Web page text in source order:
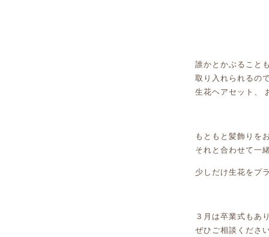
誰かとかぶること
取り入れられるの
生花ヘアセット、
もともと髪飾りを
それと合わせて一
少しだけ生花をプ
３月は卒業式もあ
ぜひご相談くだ